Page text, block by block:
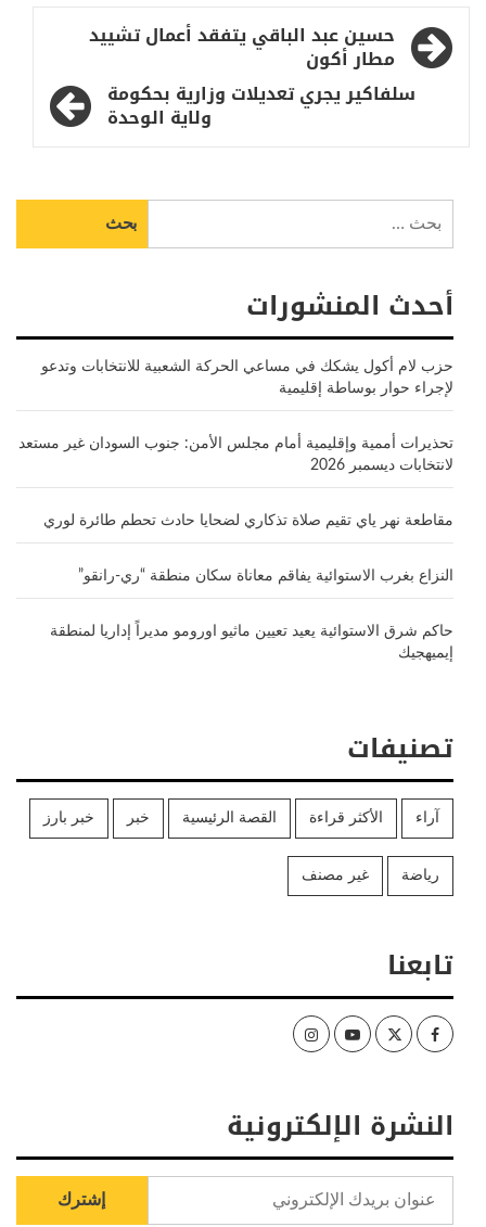
تصفّح
المقالات
حسين عبد الباقي يتفقد أعمال تشييد
مطار أكون
سلفاكير يجري تعديلات وزارية بحكومة
ولاية الوحدة
عن:
أحدث المنشورات
حزب لام أكول يشكك في مساعي الحركة الشعبية للانتخابات وتدعو
لإجراء حوار بوساطة إقليمية
تحذيرات أممية وإقليمية أمام مجلس الأمن: جنوب السودان غير مستعد
لانتخابات ديسمبر 2026
مقاطعة نهر ياي تقيم صلاة تذكاري لضحايا حادث تحطم طائرة لوري
النزاع بغرب الاستوائية يفاقم معاناة سكان منطقة “ري-رانقو”
حاكم شرق الاستوائية يعيد تعيين ماثيو اورومو مديراً إداريا لمنطقة
إيميهجيك
تصنيفات
آراء الأكثر قراءة القصة الرئيسية خبر خبر بارز
رياضة غير مصنف
تابعنا
Facebook
Twitter
Youtube
Instagram
النشرة الإلكترونية